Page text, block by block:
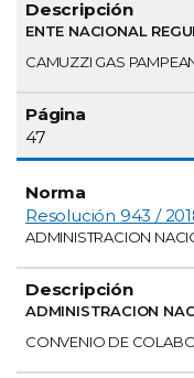
ENTE NACIONAL
CAMUZZI GAS
47
Resolución 943 /
ADMINISTRACION
ADMINISTRACION
CONVENIO DE